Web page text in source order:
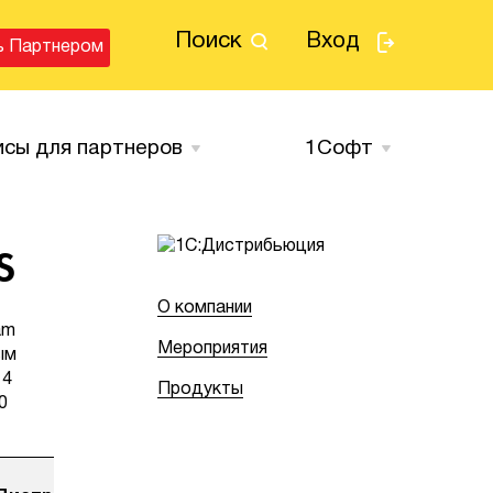
Поиск Вход
Партнером
для партнеров 1Cофт
О компании
Мероприятия
Продукты